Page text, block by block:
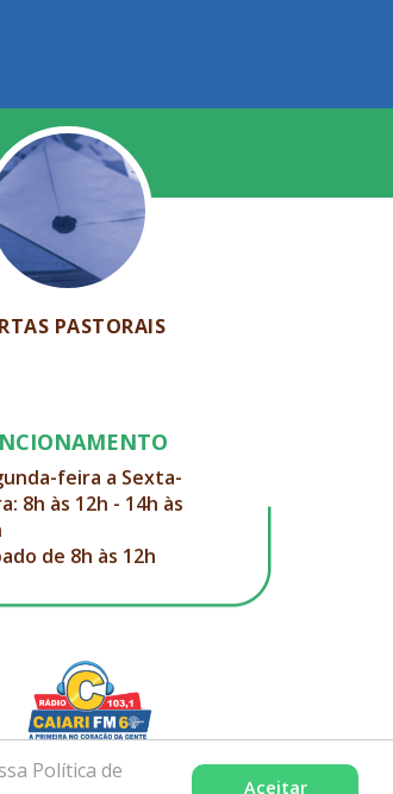
Política de
Aceitar
PASTORAIS
feira a Sexta-
8h às 12h - 14h às
de 8h às 12h